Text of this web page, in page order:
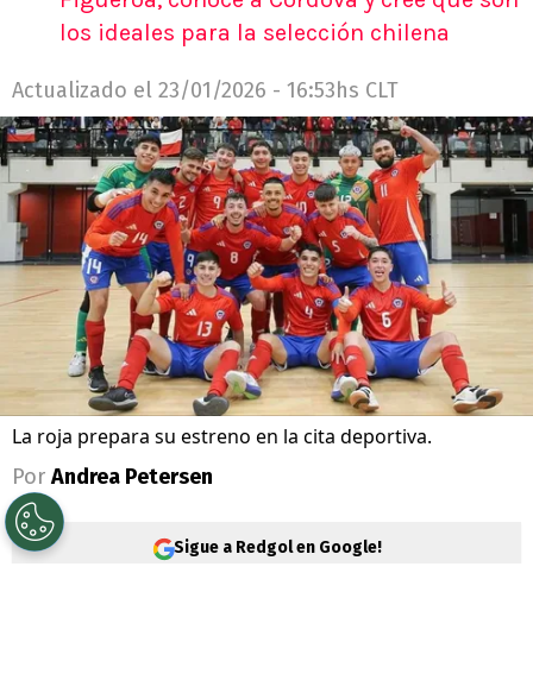
los ideales para la selección chilena
Actualizado el 23/01/2026 - 16:53hs CLT
La roja prepara su estreno en la cita deportiva.
Por Andrea Petersen
Sigue a Redgol en Google!